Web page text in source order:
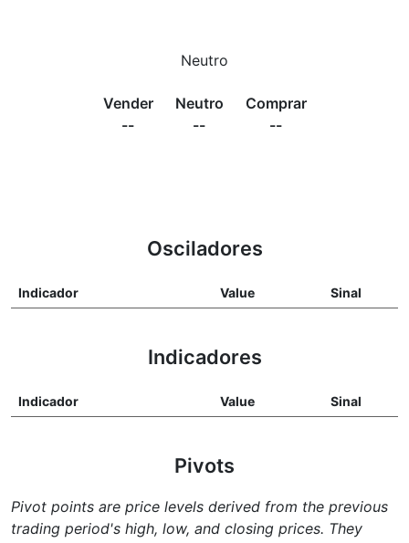
Neutro
Vender
--
Neutro
--
Comprar
--
Osciladores
Indicador Value Sinal
Indicadores
Indicador Value Sinal
Pivots
Pivot points are price levels derived from the previous
trading period's high, low, and closing prices. They